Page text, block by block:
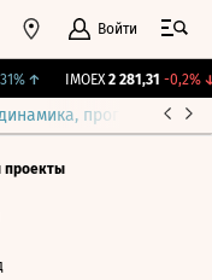
Войти
↑ IMOEX 2 281,31 -0,2%↓
прогнозы
проекты